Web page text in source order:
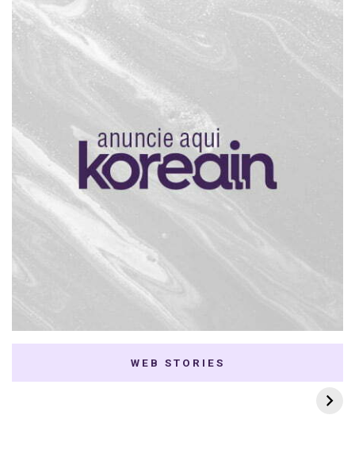
WEB STORIES
7 K-dramas Enemies
to Lovers
Thai Dramas com
First e Khaotung